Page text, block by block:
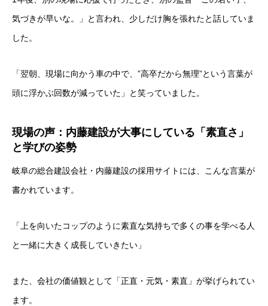
気づきが早いな。」と言われ、少しだけ胸を張れたと話していま
した。
「翌朝、現場に向かう車の中で、”高卒だから無理”という言葉が
頭に浮かぶ回数が減っていた」と笑っていました。
現場の声：内藤建設が大事にしている「素直さ」
と学びの姿勢
岐阜の総合建設会社・内藤建設の採用サイトには、こんな言葉が
書かれています。
「上を向いたコップのように素直な気持ちで多くの事を学べる人
と一緒に大きく成長していきたい」
また、会社の価値観として「正直・元気・素直」が挙げられてい
ます。